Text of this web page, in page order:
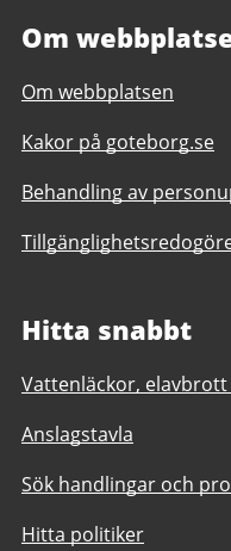
Om
Om webbplatsen
Kakor på goteborg.se
Behandling av
Hitta snabbt
Vattenläckor,
Anslagstavla
Sök handlingar och
Hitta politiker